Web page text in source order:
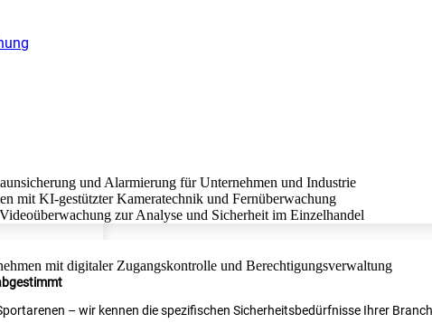
– wir kennen die spezifischen Sicherheitsbedürfnisse Ihrer